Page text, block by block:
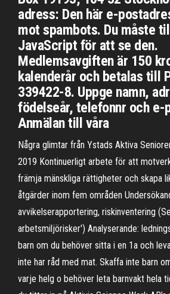
adress: Den här e-
mot spambots. Du måste
JavaScript för att se den.
Medlemsavgiften är 150
kalenderår och betalas till
339422-8. Uppge namn,
födelseår, telefonnr och e-
Anmälan till våra
Några glimtar från Ystads Aktiva
2019 Kontinuerligt arbete för att
främja mänskliga rättigheter och skapa
åtgärder inom fem områden
avvikelserapportering, riskinventering
arbetsmiljörisker') Analyserande:
barn om du behöver sitta i en 1a och
inte har råd med mat. Skaffa inte barn
varje helg o behöver leta barnvakt hela